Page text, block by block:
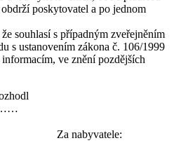
poskytovatel a po jednom
souhlasí s případným zveřejněním
s ustanovením zákona č. 106/1999
ve znění pozdějších
Za nabyvatele: